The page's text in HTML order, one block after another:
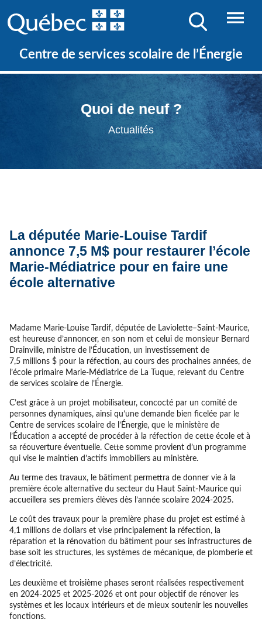
Centre de services scolaire de l’Énergie
Quoi de neuf ?
Actualités
La députée Marie-Louise Tardif
annonce 7,5 M$ pour restaurer l’école
Marie-Médiatrice pour en faire une
école alternative
Madame Marie-Louise Tardif, députée de Laviolette–Saint-Maurice,
est heureuse d’annoncer, en son nom et celui de monsieur Bernard
Drainville, ministre de l’Éducation, un investissement de
7,5 millions $ pour la réfection, au cours des prochaines années, de
l’école primaire Marie-Médiatrice de La Tuque, relevant du Centre
de services scolaire de l’Énergie.
C’est grâce à un projet mobilisateur, concocté par un comité de
personnes dynamiques, ainsi qu’une demande bien ficelée par le
Centre de services scolaire de l’Énergie, que le ministère de
l’Éducation a accepté de procéder à la réfection de cette école et à
sa réouverture éventuelle. Cette somme provient d’un programme
qui vise le maintien d’actifs immobiliers au ministère.
Au terme des travaux, le bâtiment permettra de donner vie à la
première école alternative du secteur du Haut Saint-Maurice qui
accueillera ses premiers élèves dès l’année scolaire 2024-2025.
Le coût des travaux pour la première phase du projet est estimé à
4,1 millions de dollars et vise principalement la réfection, la
réparation et la rénovation du bâtiment pour ses infrastructures de
base soit les structures, les systèmes de mécanique, de plomberie et
d’électricité.
Les deuxième et troisième phases seront réalisées respectivement
en 2024-2025 et 2025-2026 et ont pour objectif de rénover les
systèmes et les locaux intérieurs et de mieux soutenir les nouvelles
fonctions.